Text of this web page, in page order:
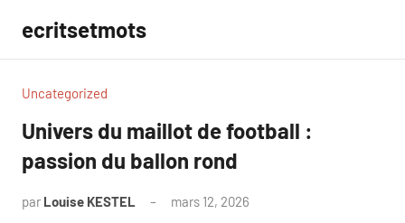
contenu
ecritsetmots
Uncategorized
Univers du maillot de football :
passion du ballon rond
par Louise KESTEL mars 12, 2026